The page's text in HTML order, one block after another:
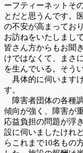
ーフティーネットそ
とだと思うんです。
の不安が高まってお
お訪ねをいたしまし
皆さん方からもお聞
けではなくて、まさ
を生んでいる。そう
具体的に伺います
す。
障害者団体の各種
傾向が強く、障害が
応益負担の問題が浮
設に伺いましたけれ
らこれまで10名もの